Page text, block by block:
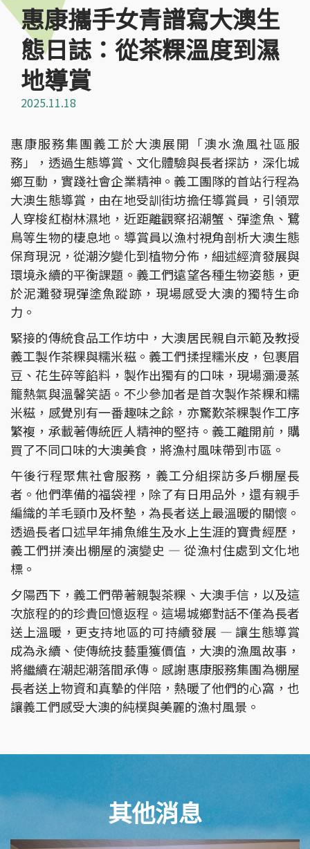
惠康攜手女青譜寫大澳生
態日誌：從茶粿溫度到濕
地導賞
2025.11.18
惠康服務集團義工於大澳展開「澳水漁風社區服
務」，透過生態導賞、文化體驗與長者探訪，深化城
鄉互動，實踐社會企業精神。義工團隊的首站行程為
大澳生態導賞，由在地受訓街坊擔任導賞員，引領眾
人穿梭紅樹林濕地，近距離觀察招潮蟹、彈塗魚、鷺
鳥等生物的棲息地。導賞員以漁村視角剖析大澳生態
保育現況，從潮汐變化到植物分佈，細述經濟發展與
環境永續的平衡課題。義工們遠望各種生物姿態，更
於泥灘發現彈塗魚蹤跡，現場感受大澳的獨特生命
力。
緊接的傳統食品工作坊中，大澳居民親自示範及教授
義工製作茶粿與糯米糍。義工們揉捏糯米皮，包裹眉
豆、花生碎等餡料，製作出獨有的口味，現場瀰漫蒸
籠熱氣與溫馨笑語。不少參加者是首次製作茶粿和糯
米糍，感覺別有一番趣味之餘，亦驚歎茶粿製作工序
繁複，承載著傳統匠人精神的堅持。義工離開前，購
買了不同口味的大澳美食，將漁村風味帶到巿區。
午後行程聚焦社會服務，義工分組探訪多戶棚屋長
者。他們準備的福袋裡，除了有日用品外，還有親手
編織的羊毛頸巾及杯墊，為長者送上最溫暖的關懷。
透過長者口述早年捕魚維生及水上生涯的寶貴經歷，
義工們拼湊出棚屋的演變史 — 從漁村住處到文化地
標。
夕陽西下，義工們帶著親製茶粿、大澳手信，以及這
次旅程的的珍貴回憶返程。這場城鄉對話不僅為長者
送上溫暖，更支持地區的可持續發展 — 讓生態導賞
成為永續、使傳統技藝重獲價值，大澳的漁風故事，
將繼續在潮起潮落間承傳。感謝惠康服務集團為棚屋
長者送上物資和真摯的伴陪，熱暖了他們的心窩，也
讓義工們感受大澳的純樸與美麗的漁村風景。
其他消息